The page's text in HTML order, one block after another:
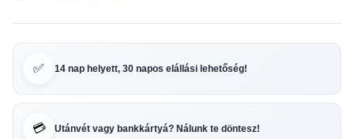
✅ 14 nap helyett, 30 napos elállási lehetőség!
💳 Utánvét vagy bankkártyá? Nálunk te döntesz!